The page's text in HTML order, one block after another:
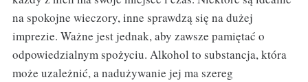
na spokojne wieczory, inne sprawdzą się na dużej
imprezie. Ważne jest jednak, aby zawsze pamiętać o
odpowiedzialnym spożyciu. Alkohol to substancja, która
może uzależnić, a nadużywanie jej ma szereg